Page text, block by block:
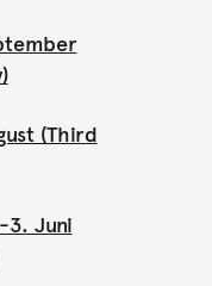
(Third
3. Juni